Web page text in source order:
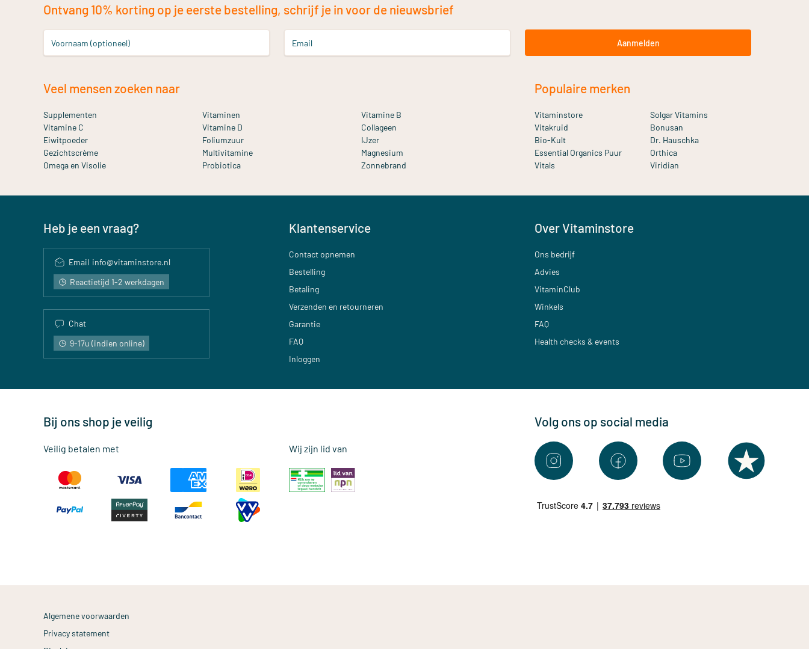
Ontvang 10% korting op je eerste bestelling, schrijf je in voor de nieuwsbrief
Voornaam (optioneel) Email Aanmelden
Veel mensen zoeken naar
Supplementen Vitaminen
Vitamine B
Vitamine C
Vitamine D
Collageen
Eiwitpoeder
Foliumzuur
IJzer
Gezichtscrème
Multivitamine
Magnesium
Omega en Visolie
Probiotica Zonnebrand
Populaire merken
Vitaminstore
Solgar Vitamins
Vitakruid
Bonusan
Bio-Kult
Dr. Hauschka
Essential Organics Puur
Orthica
Vitals
Viridian
Heb je een vraag?
Email info@vitaminstore.nl
Reactietijd 1-2 werkdagen
Chat
9-17u (indien online)
Klantenservice
Contact opnemen
Bestelling
Betaling
Verzenden en retourneren
Garantie
FAQ
Inloggen
Over Vitaminstore
Ons bedrijf
Advies
VitaminClub
Winkels
FAQ
Health checks & events
Bij ons shop je veilig
Veilig betalen met Wij zijn lid van
Volg ons op social media
Algemene voorwaarden
Privacy statement